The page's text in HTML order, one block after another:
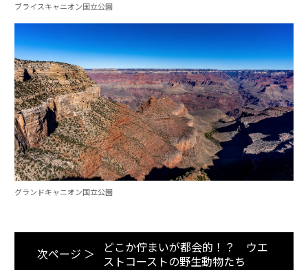
ブライスキャニオン国立公園
グランドキャニオン国立公園
次ページ ＞
どこか佇まいが都会的！？ ウエ
ストコーストの野生動物たち